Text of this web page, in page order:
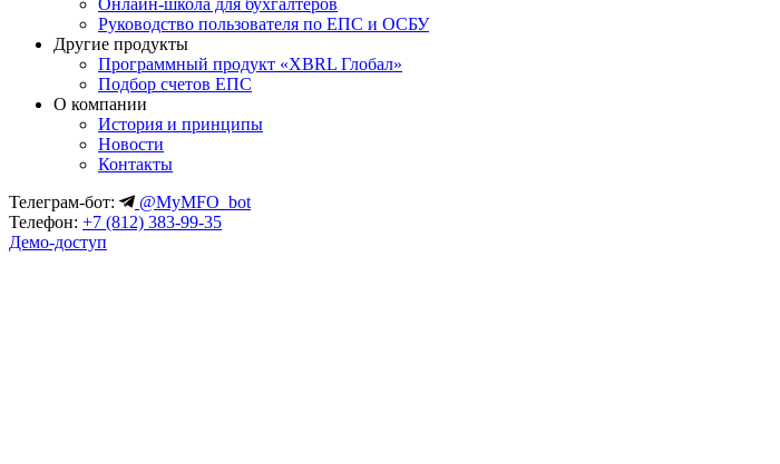
Онлайн-школа для бухгалтеров
Руководство пользователя по ЕПС и ОСБУ
Другие продукты
Программный продукт «XBRL Глобал»
Подбор счетов ЕПС
О компании
История и принципы
Новости
Контакты
Телеграм-бот:
@MyMFO_bot
Телефон: +7 (812) 383-99-35
Демо-доступ